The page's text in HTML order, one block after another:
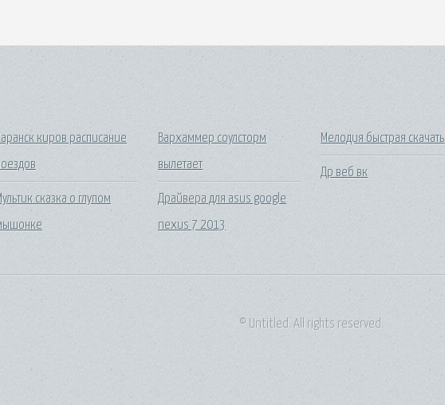
киров расписание
сказка о глупом
Вархаммер соулсторм
вылетает
Драйвера для asus google
nexus 7 2013
Мелодия быстрая скачать
Др веб вк
© Untitled. All rights reserved.